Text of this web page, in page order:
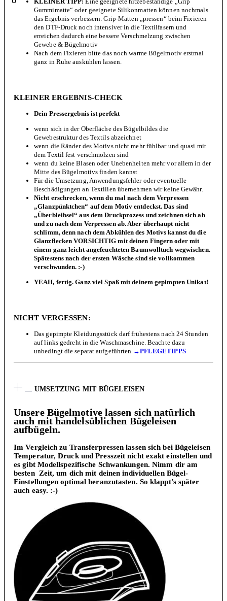
Gummimatte“ oder geeignete Silikonmatten können nochmals
das Ergebnis verbessern. Grip-Matten „pressen“ beim Fixieren
den DTF-Druck noch intensiver in die Textilfasern und
erreichen dadurch eine bessere Verschmelzung zwischen
Gewebe & Bügelmotiv
Nach dem Fixieren bitte das noch warme Bügelmotiv erstmal
ganz in Ruhe auskühlen lassen.
KLEINER ERGEBNIS-CHECK
Dein Pressergebnis ist perfekt
wenn sich in der Oberfläche des Bügelbildes die
Gewebestruktur des Textils abzeichnet
wenn die Ränder des Motivs nicht mehr fühlbar und quasi mit
dem Textil fest verschmolzen sind
wenn du keine Blasen oder Unebenheiten mehr vor allem in der
Mitte des Bügelmotivs finden kannst
Für die Umsetzung, Anwendungsfehler oder eventuelle
Beschädigungen an Textilien übernehmen wir keine Gewähr.
Nicht erschrecken, wenn du mal nach dem Verpressen
„Glanzpünktchen“ auf dem Motiv entdeckst. Das sind
„Überbleibsel“ aus dem Druckprozess und zeichnen sich ab
und zu nach dem Verpressen ab. Aber überhaupt nicht
schlimm, denn nach dem Abkühlen des Motivs kannst du die
Glanzflecken VORSICHTIG mit deinen Fingern oder mit
einem ganz leicht angefeuchteten Baumwolltuch wegwischen.
Spätestens nach der ersten Wäsche sind sie vollkommen
verschwunden. :-)
YEAH, fertig. Ganz viel Spaß mit deinem gepimpten Unikat!
NICHT VERGESSEN:
Das gepimpte Kleidungsstück darf frühestens nach 24 Stunden
auf links gedreht in die Waschmaschine. Beachte dazu
unbedingt die separat aufgeführten →PFLEGETIPPS
UMSETZUNG MIT BÜGELEISEN
Unsere Bügelmotive lassen sich natürlich
auch mit handelsüblichen Bügeleisen
aufbügeln.
Im Vergleich zu Transferpressen lassen sich bei Bügeleisen
Temperatur, Druck und Presszeit nicht exakt einstellen und
es gibt Modellspezifische Schwankungen. Nimm dir am
besten Zeit, um dich mit deinen individuellen Bügel-
Einstellungen optimal heranzutasten. So klappt’s später
auch easy. :-)